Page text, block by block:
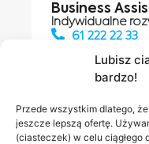
Lubisz
bardzo!
Przede wszystkim dlatego,
jeszcze lepszą ofertę.
(ciasteczek) w celu ciągłego
Business
Indywidualne
61 222 22 33